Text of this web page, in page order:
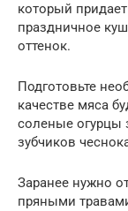
который
праздничное
оттенок.
Подготовьте
качестве мяса
соленые огурцы
зубчиков
Заранее нужно
пряными